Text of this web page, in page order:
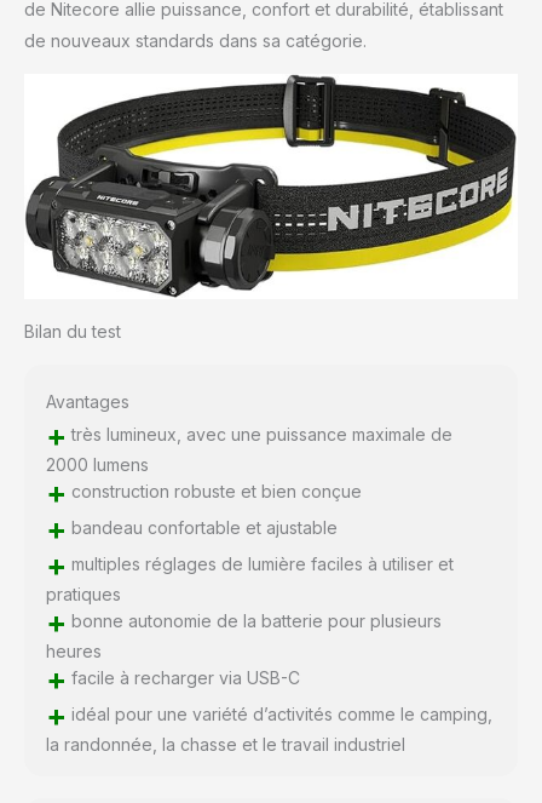
de Nitecore allie puissance, confort et durabilité, établissant
de nouveaux standards dans sa catégorie.
Bilan du test
Avantages
+ très lumineux, avec une puissance maximale de
2000 lumens
+ construction robuste et bien conçue
+ bandeau confortable et ajustable
+ multiples réglages de lumière faciles à utiliser et
pratiques
+ bonne autonomie de la batterie pour plusieurs
heures
+ facile à recharger via USB-C
+ idéal pour une variété d’activités comme le camping,
la randonnée, la chasse et le travail industriel